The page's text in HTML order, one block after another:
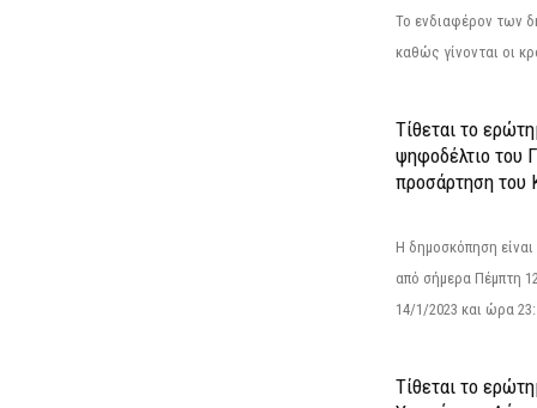
Το ενδιαφέρον των
καθώς γίνονται οι
Τίθεται το
ψηφοδέλτιο του
προσάρτηση του
Η δημοσκόπηση
από σήμερα Πέμπτη
14/1/2023 και ώρα
Τίθεται το